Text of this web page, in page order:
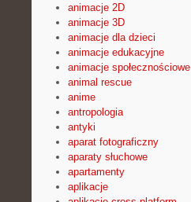
animacje 2D
animacje 3D
animacje dla dzieci
animacje edukacyjne
animacje społecznościowe
animal rescue
anime
antropologia
antyki
aparat fotograficzny
aparaty słuchowe
apartamenty
aplikacje